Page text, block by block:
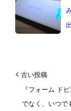
古い投稿
『フォーム ド
でなく、いつで